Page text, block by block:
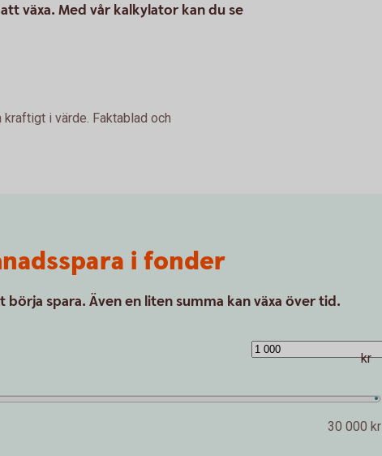
växa. Med vår kalkylator kan du se
i värde. Faktablad och
i fonder
spara. Även en liten summa kan växa över tid.
30 000 kr
kr